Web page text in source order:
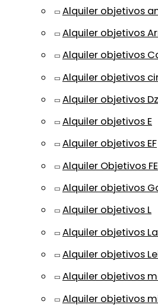
Alquiler objetivos
Alquiler objetivos
Alquiler objetivos
Alquiler objetivos
Alquiler objetivos
Alquiler objetivos E
Alquiler objetivos EF
Alquiler Objetivos FE
Alquiler objetivos
Alquiler objetivos L
Alquiler objetivos
Alquiler objetivos
Alquiler objetivos
Alquiler objetivos